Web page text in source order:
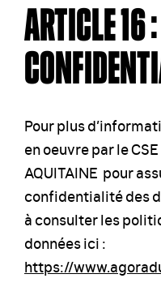
ARTICLE 16
Pour plus
en oeuvre par le
AQUITAINE pour
confidentialité des
à consulter les
données ici :
https://